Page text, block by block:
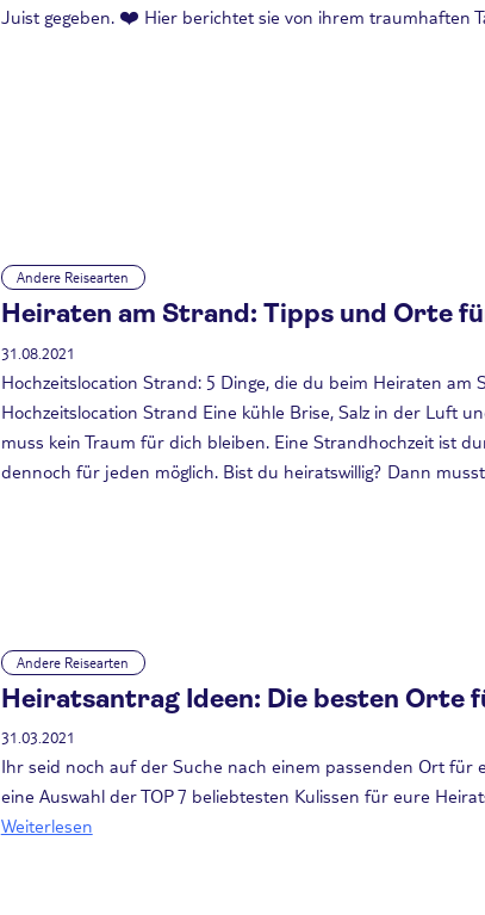
Juist gegeben. ❤️ Hier berichtet sie von ihrem traumhaften
Andere Reisearten
Heiraten am Strand: Tipps und Orte
31.08.2021
Hochzeitslocation Strand: 5 Dinge, die du beim Heiraten
Hochzeitslocation Strand Eine kühle Brise, Salz in der Luft
muss kein Traum für dich bleiben. Eine Strandhochzeit ist
dennoch für jeden möglich. Bist du heiratswillig? Dann musst
Andere Reisearten
Heiratsantrag Ideen: Die besten Orte
31.03.2021
Ihr seid noch auf der Suche nach einem passenden Ort für
eine Auswahl der TOP 7 beliebtesten Kulissen für eure
Weiterlesen